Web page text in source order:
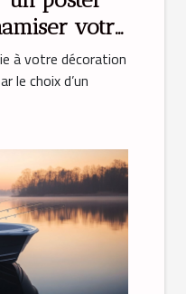
votre
à votre décoration
le choix d’un